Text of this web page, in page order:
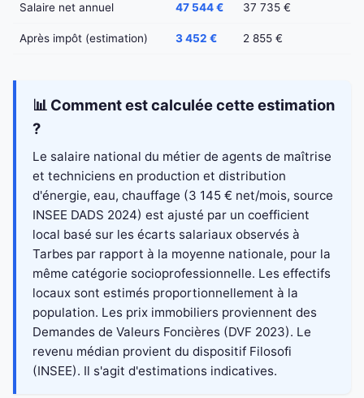
Salaire net annuel 47 544 € 37 735 €
Après impôt (estimation) 3 452 € 2 855 €
📊 Comment est calculée cette estimation
?
Le salaire national du métier de agents de maîtrise
et techniciens en production et distribution
d'énergie, eau, chauffage (3 145 € net/mois, source
INSEE DADS 2024) est ajusté par un coefficient
local basé sur les écarts salariaux observés à
Tarbes par rapport à la moyenne nationale, pour la
même catégorie socioprofessionnelle. Les effectifs
locaux sont estimés proportionnellement à la
population. Les prix immobiliers proviennent des
Demandes de Valeurs Foncières (DVF 2023). Le
revenu médian provient du dispositif Filosofi
(INSEE). Il s'agit d'estimations indicatives.